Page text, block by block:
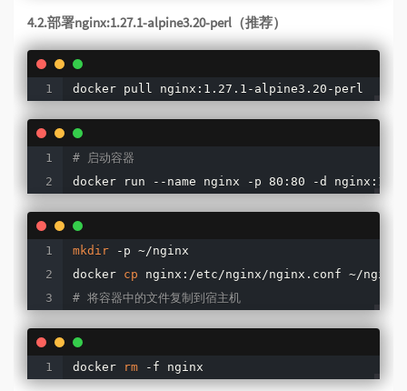
4.2.部署nginx:1.27.1-alpine3.20-perl（推荐）
docker pull nginx:1.27.1-alpine3.20-perl
# 启动容器
docker run --name nginx -p 80:80 -d
mkdir -p ~/nginx
docker cp
# 将容器中的文件复制到宿主机
docker rm -f nginx